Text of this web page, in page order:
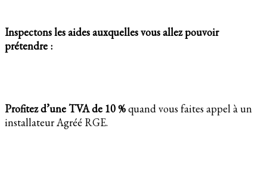
Inspectons les aides auxquelles vous allez pouvoir
prétendre :
Profitez d’une TVA de 10 %quand vous faites appel à un
installateur Agréé RGE.